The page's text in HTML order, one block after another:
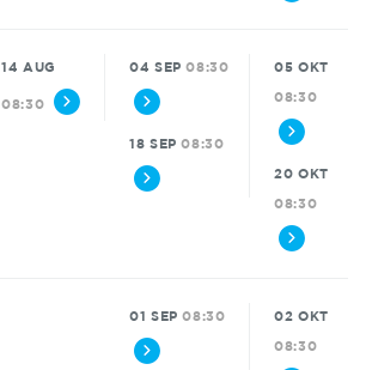
14 AUG
08:30
04 SEP 08:30
18 SEP 08:30
05 OKT
08:30
20 OKT
08:30
01 SEP 08:30 02 OKT
08:30